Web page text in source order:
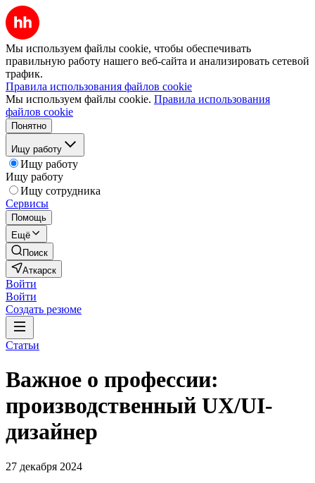
Мы используем файлы cookie, чтобы обеспечивать
правильную работу нашего веб-сайта и анализировать сетевой
трафик.
Правила использования файлов cookie
Мы используем файлы cookie. Правила использования
файлов cookie
Понятно
Ищу работу
Ищу работу
Ищу работу
Ищу сотрудника
Сервисы
Помощь
Ещё
Поиск
Аткарск
Войти
Войти
Создать резюме
Статьи
Важное о профессии:
производственный UX/UI-
дизайнер
27 декабря 2024